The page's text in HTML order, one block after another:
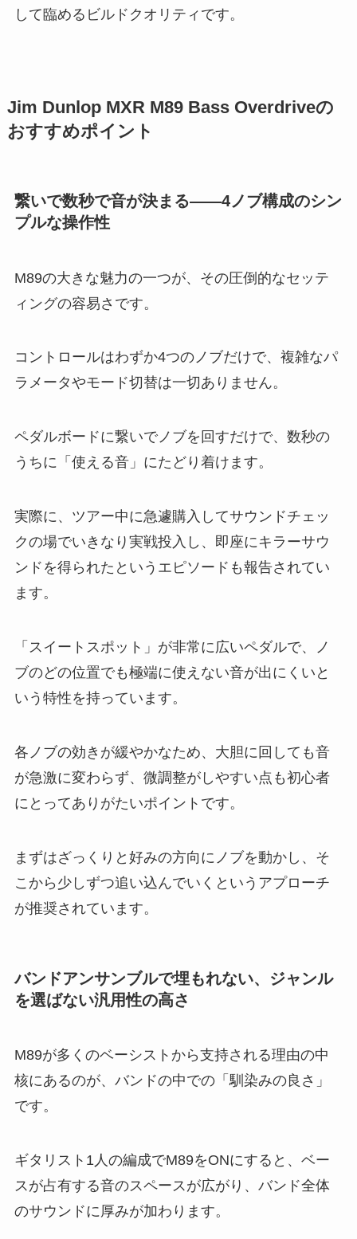
して臨めるビルドクオリティです。
Jim Dunlop MXR M89 Bass Overdriveの
おすすめポイント
繋いで数秒で音が決まる——4ノブ構成のシン
プルな操作性
M89の大きな魅力の一つが、その圧倒的なセッテ
ィングの容易さです。
コントロールはわずか4つのノブだけで、複雑なパ
ラメータやモード切替は一切ありません。
ペダルボードに繋いでノブを回すだけで、数秒の
うちに「使える音」にたどり着けます。
実際に、ツアー中に急遽購入してサウンドチェッ
クの場でいきなり実戦投入し、即座にキラーサウ
ンドを得られたというエピソードも報告されてい
ます。
「スイートスポット」が非常に広いペダルで、ノ
ブのどの位置でも極端に使えない音が出にくいと
いう特性を持っています。
各ノブの効きが緩やかなため、大胆に回しても音
が急激に変わらず、微調整がしやすい点も初心者
にとってありがたいポイントです。
まずはざっくりと好みの方向にノブを動かし、そ
こから少しずつ追い込んでいくというアプローチ
が推奨されています。
バンドアンサンブルで埋もれない、ジャンル
を選ばない汎用性の高さ
M89が多くのベーシストから支持される理由の中
核にあるのが、バンドの中での「馴染みの良さ」
です。
ギタリスト1人の編成でM89をONにすると、ベー
スが占有する音のスペースが広がり、バンド全体
のサウンドに厚みが加わります。